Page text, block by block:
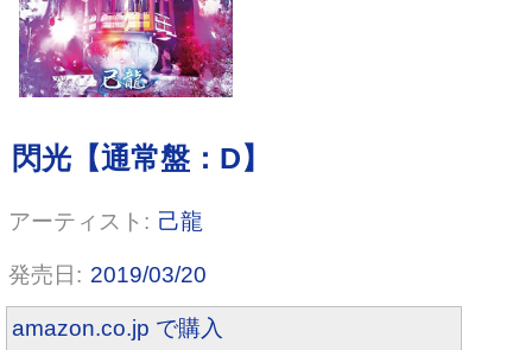
己龍
2019/03/20
amazon.co.jp で購入
MAD QUALIA(初回限定盤B)(DVD
付)